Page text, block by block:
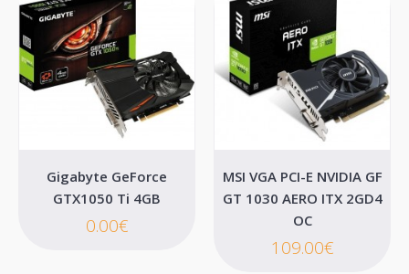
0.00€
Καλάθι
Επιθυμητό
Gigabyte GeForce
GTX1050 Ti 4GB
0.00€
MSI VGA PCI-E NVIDIA GF
GT 1030 AERO ITX 2GD4
OC
109.00€